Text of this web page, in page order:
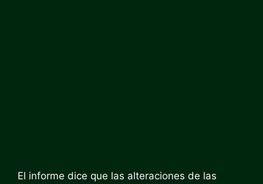
El informe dice que las alteraciones de las